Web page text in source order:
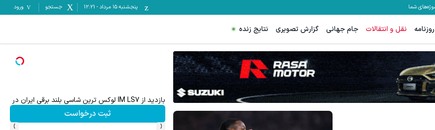
شما پنجشنبه ۱۵ مرداد -
12:21 جستجو ورود
روزنامه نقل و انتقالات جام جهانی گزارش تصویری نتایج زنده
بازدید از IM LS7 لوکس ترین شاسی بلند برقی ایران در باشگاه انقلاب
ثبت درخواست
‹
›